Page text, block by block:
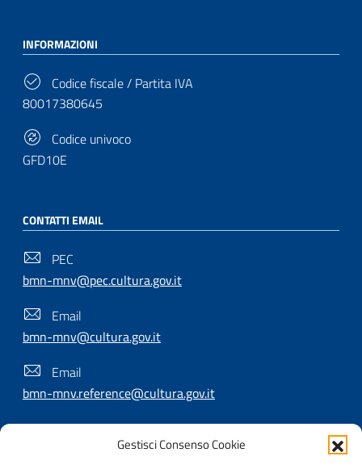
Gestisci Consenso Cookie
INFORMAZIONI
Codice fiscale / Partita IVA
80017380645
Codice univoco
GFD10E
CONTATTI EMAIL
PEC
bmn-mnv@pec.cultura.gov.it
Email
bmn-mnv@cultura.gov.it
Email
bmn-mnv.reference@cultura.gov.it